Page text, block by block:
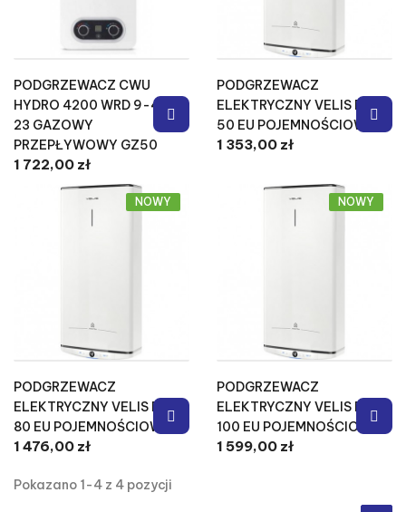
PODGRZEWACZ CWU
HYDRO 4200 WRD 9-4KB
23 GAZOWY
PRZEPŁYWOWY GZ50
1 722,00 zł
PODGRZEWACZ
ELEKTRYCZNY VELIS PRO
50 EU POJEMNOŚCIOWY
1 353,00 zł
NOWY
PODGRZEWACZ
ELEKTRYCZNY VELIS PRO
80 EU POJEMNOŚCIOWY
1 476,00 zł
NOWY
PODGRZEWACZ
ELEKTRYCZNY VELIS PRO
100 EU POJEMNOŚCIOWY
1 599,00 zł
Pokazano 1-4 z 4 pozycji